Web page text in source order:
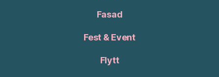
Fasad
Fest & Event
Flytt